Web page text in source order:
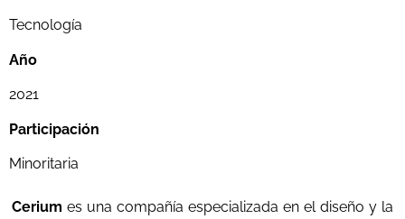
Tecnología
Año
2021
Participación
Minoritaria
Cerium es una compañía especializada en el diseño y la